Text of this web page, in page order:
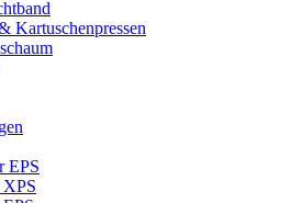
Kartuschenpressen
EPS
XPS